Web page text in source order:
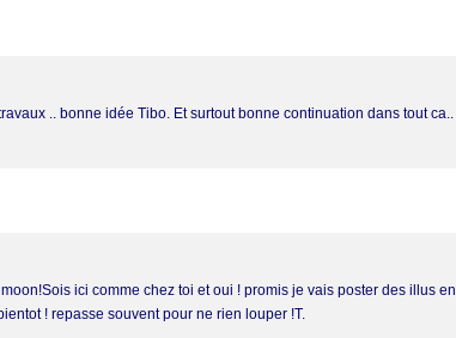
.. bonne idée Tibo. Et surtout bonne continuation dans tout ca..
ici comme chez toi et oui ! promis je vais poster des illus en
! repasse souvent pour ne rien louper !T.